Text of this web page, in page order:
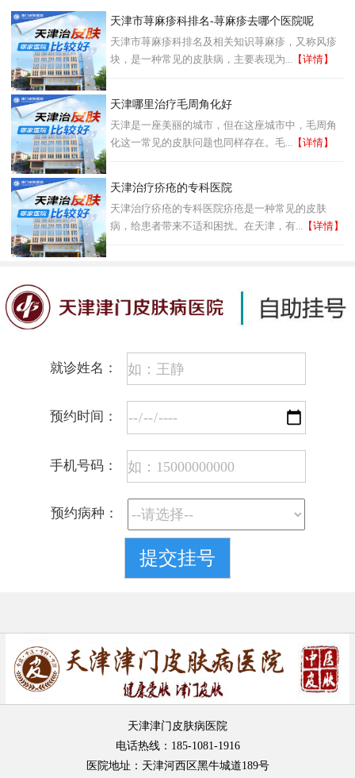
天津市荨麻疹科排名-荨麻疹去哪个医院呢
天津市荨麻疹科排名及相关知识荨麻疹，又称风疹
块，是一种常见的皮肤病，主要表现为... 【详情】
天津哪里治疗毛周角化好
天津是一座美丽的城市，但在这座城市中，毛周角
化这一常见的皮肤问题也同样存在。毛... 【详情】
天津治疗疥疮的专科医院
天津治疗疥疮的专科医院疥疮是一种常见的皮肤
病，给患者带来不适和困扰。在天津，有... 【详情】
就诊姓名：
预约时间：
手机号码：
预约病种：
天津津门皮肤病医院
电话热线：185-1081-1916
医院地址：天津河西区黑牛城道189号